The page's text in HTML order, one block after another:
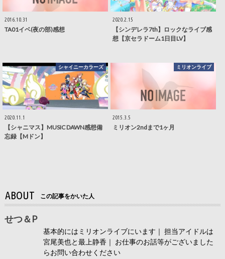
2016.10.31
TA01イベ(夜の部)感想
2020.2.15
【シンデレラ7th】ロックなライブ感
想【京セラドーム1日目LV】
シャイニーカラーズ
2020.11.1
【シャニマス】MUSIC DAWN感想備
忘録【Mドン】
ミリオンライブ
2015.3.5
ミリオン2ndまで1ヶ月
ABOUT この記事をかいた人
せつ＆P
基本的にはミリオンライブにいます｜ 担当アイドルは
宮尾美也と最上静香｜ お仕事のお話等がございました
らお問い合わせください